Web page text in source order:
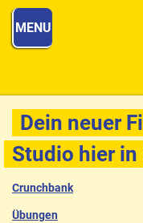
MENU
Dein neuer
Studio hier in
Crunchbank
Übungen